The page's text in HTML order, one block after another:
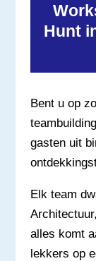
Hunt
Bent u op
gasten uit
Elk team
alles komt
lekkers op